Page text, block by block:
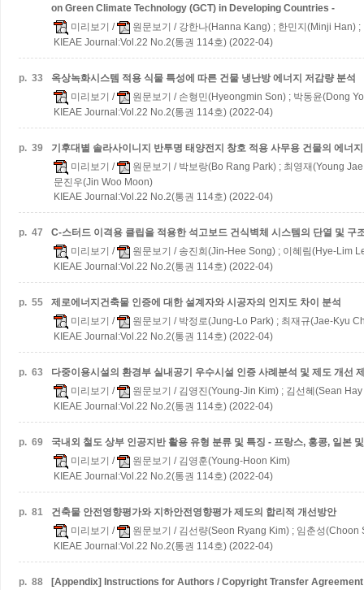
on Green Climate Technology (GCT) in Developing Countries -
미리보기 / 원문보기 / 강한나(Hanna Kang) ; 한민지(Minji Han)
KIEAE Journal:Vol.22 No.2(통권 114호) (2022-04)
p. 33
옥상녹화시스템 적용 식물 특성에 따른 건물 냉난방 에너지 저감량 분석
미리보기 / 원문보기 / 손형민(Hyeongmin Son) ; 박동윤(Dong
KIEAE Journal:Vol.22 No.2(통권 114호) (2022-04)
p. 39
기후대별 솔라사이니지 반투명 태양전지 창호 적용 사무용 건물의 에너
미리보기 / 원문보기 / 박보랑(Bo Rang Park) ; 최영재(Young
문진우(Jin Woo Moon)
KIEAE Journal:Vol.22 No.2(통권 114호) (2022-04)
p. 47
C-스터드 이격용 클립을 적용한 석고보드 건식벽체 시스템의 단열 및 구
미리보기 / 원문보기 / 송진희(Jin-Hee Song) ; 이혜림(Hye-Lim
KIEAE Journal:Vol.22 No.2(통권 114호) (2022-04)
p. 55
제로에너지건축물 인증에 대한 설계자와 시공자의 인지도 차이 분석
미리보기 / 원문보기 / 박정로(Jung-Lo Park) ; 최재규(Jae-Kyu
KIEAE Journal:Vol.22 No.2(통권 114호) (2022-04)
p. 63
다중이용시설의 환경부 실내공기 우수시설 인증 사례분석 및 제도 개선
미리보기 / 원문보기 / 김영진(Young-Jin Kim) ; 김선혜(Sean
KIEAE Journal:Vol.22 No.2(통권 114호) (2022-04)
p. 69
국내외 철도 상부 인공지반 활용 유형 분류 및 특징 - 프랑스, 홍콩, 일본
미리보기 / 원문보기 / 김영훈(Young-Hoon Kim)
KIEAE Journal:Vol.22 No.2(통권 114호) (2022-04)
p. 81
건축물 안전영향평가와 지하안전영향평가 제도의 합리적 개선방안
미리보기 / 원문보기 / 김선량(Seon Ryang Kim) ; 임춘성(Choon
KIEAE Journal:Vol.22 No.2(통권 114호) (2022-04)
p. 88
[Appendix] Instructions for Authors / Copyright Transfer